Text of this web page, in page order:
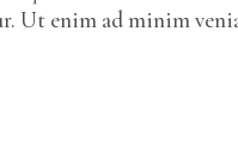
Ut enim ad minim